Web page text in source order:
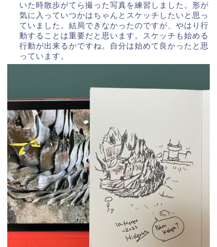
いた時散歩がてら撮った写真を練習しました。形が
気に入っていつかはちゃんとスケッチしたいと思っ
ていました。結局できなかったのですが、やはり行
動することは重要だと思います。スケッチも始める
行動が出来るかですね。自分は始めて良かったと思
っています。